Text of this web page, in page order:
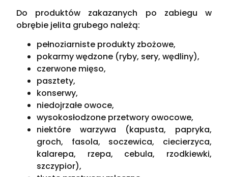
Do produktów zakazanych po zabiegu w
obrębie jelita grubego należą:
pełnoziarniste produkty zbożowe,
pokarmy wędzone (ryby, sery, wędliny),
czerwone mięso,
pasztety,
konserwy,
niedojrzałe owoce,
wysokosłodzone przetwory owocowe,
niektóre warzywa (kapusta, papryka,
groch, fasola, soczewica, ciecierzyca,
kalarepa, rzepa, cebula, rzodkiewki,
szczypior),